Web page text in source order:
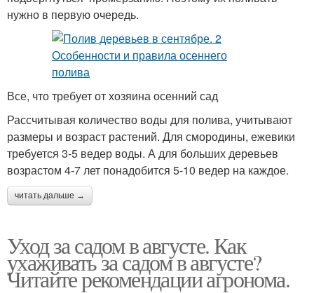
нужно в первую очередь.
Все, что требует от хозяина осенний сад
Рассчитывая количество воды для полива, учитывают
размеры и возраст растений. Для смородины, ежевики
требуется 3-5 ведер воды. А для больших деревьев
возрастом 4-7 лет понадобится 5-10 ведер на каждое.
читать дальше →
Уход за садом в августе. Как
ухаживать за садом в августе?
Читайте рекомендации агронома.